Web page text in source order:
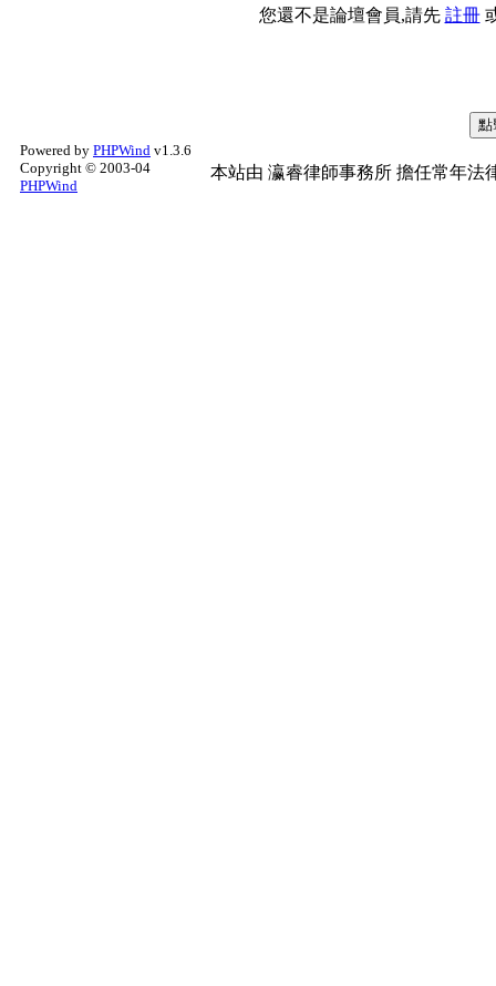
您還不是論壇會員,請先 註冊
Powered by PHPWind v1.3.6
Copyright © 2003-04
PHPWind
本站由 瀛睿律師事務所 擔任常年法